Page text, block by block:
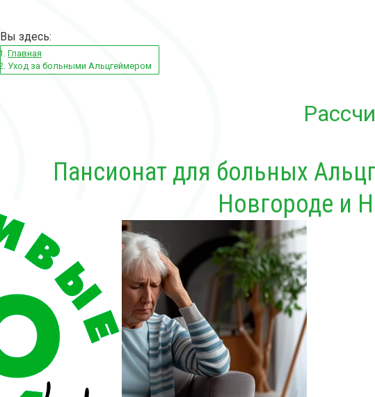
Вы здесь:
Главная
Уход за больными Альцгеймером
Пансионат для больных
Новгороде и